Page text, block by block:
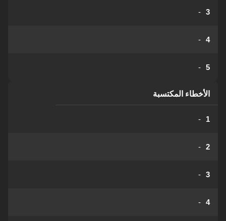
3
-
4
-
5
-
الأخطاء المكتسبة
1
-
2
-
3
-
4
-